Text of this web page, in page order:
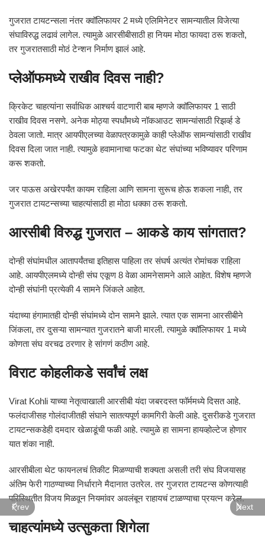
गुजरात टायटन्सला नंतर क्वॉलिफायर 2 मध्ये एलिमिनेटर सामन्यातील विजेत्या
संघाविरुद्ध लढावं लागेल. त्यामुळे आरसीबीसाठी हा नियम मोठा फायदा ठरू शकतो,
तर गुजरातसाठी मोठं टेन्शन निर्माण झालं आहे.
प्लेऑफमध्ये राखीव दिवस नाही?
क्रिकेट चाहत्यांना सर्वाधिक आश्चर्य वाटणारी बाब म्हणजे क्वॉलिफायर 1 साठी
राखीव दिवस नसणे. अनेक मोठ्या स्पर्धांमध्ये नॉकआउट सामन्यांसाठी रिझर्व्ह डे
ठेवला जातो. मात्र आयपीएलच्या वेळापत्रकामुळे काही प्लेऑफ सामन्यांसाठी राखीव
दिवस दिला जात नाही. त्यामुळे हवामानाचा फटका थेट संघांच्या भविष्यावर परिणाम
करू शकतो.
जर पाऊस अखेरपर्यंत कायम राहिला आणि सामना सुरूच होऊ शकला नाही, तर
गुजरात टायटन्सच्या चाहत्यांसाठी हा मोठा धक्का ठरू शकतो.
आरसीबी विरुद्ध गुजरात – आकडे काय सांगतात?
दोन्ही संघांमधील आतापर्यंतचा इतिहास पाहिला तर संघर्ष अत्यंत रोमांचक राहिला
आहे. आयपीएलमध्ये दोन्ही संघ एकूण 8 वेळा आमनेसामने आले आहेत. विशेष म्हणजे
दोन्ही संघांनी प्रत्येकी 4 सामने जिंकले आहेत.
यंदाच्या हंगामातही दोन्ही संघांमध्ये दोन सामने झाले. त्यात एक सामना आरसीबीने
जिंकला, तर दुसऱ्या सामन्यात गुजरातने बाजी मारली. त्यामुळे क्वॉलिफायर 1 मध्ये
कोणता संघ वरचढ ठरणार हे सांगणं कठीण आहे.
विराट कोहलीकडे सर्वांचं लक्ष
Virat Kohliयाच्या नेतृत्वाखाली आरसीबी यंदा जबरदस्त फॉर्ममध्ये दिसत आहे.
फलंदाजीसह गोलंदाजीतही संघाने सातत्यपूर्ण कामगिरी केली आहे. दुसरीकडे गुजरात
टायटन्सकडेही दमदार खेळाडूंची फळी आहे. त्यामुळे हा सामना हायव्होल्टेज होणार
यात शंका नाही.
आरसीबीला थेट फायनलचं तिकीट मिळण्याची शक्यता असली तरी संघ विजयासह
अंतिम फेरी गाठण्याच्या निर्धाराने मैदानात उतरेल. तर गुजरात टायटन्स कोणत्याही
परिस्थितीत विजय मिळवून नियमांवर अवलंबून राहायचं टाळण्याचा प्रयत्न करेल.
चाहत्यांमध्ये उत्सुकता शिगेला
Prev Next